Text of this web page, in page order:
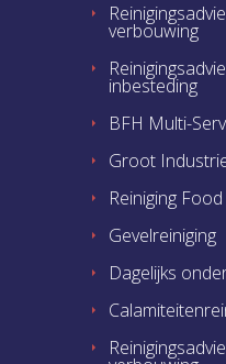
verbouwing
inbesteding
BFH Multi-
Groot
Reiniging Food
Gevelreiniging
Dagelijks